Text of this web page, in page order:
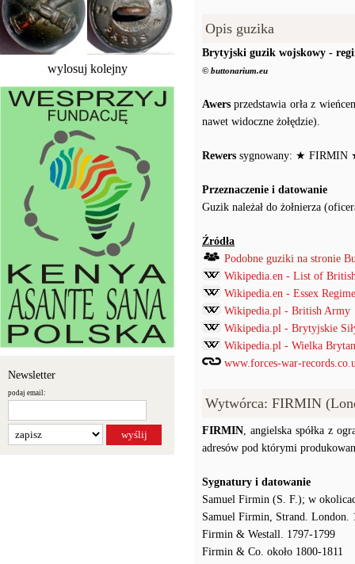
wylosuj kolejny
Newsletter
podaj email:
Opis guzika
Brytyjski guzik wojskowy -
© buttonarium.eu
Awers przedstawia orła z
nawet widoczne żołędzie).
Rewers sygnowany: ★ FIRMIN
Przeznaczenie i datowanie
Guzik należał do żołnierza
Źródła
Podobne guziki na stronie
Wikipedia.en - List of
Wikipedia.en - Essex
Wikipedia.pl - British Army
Wikipedia.pl - Brytyjskie
Wikipedia.pl - Wielka
www.forces-war-
Wytwórca: FIRMIN
FIRMIN, angielska spółka z
adresów pod którymi
Sygnatury i datowanie
Samuel Firmin (S. F.); w
Samuel Firmin, Strand. London.
Firmin & Westall. 1797-1799
Firmin & Co. około 1800-1811